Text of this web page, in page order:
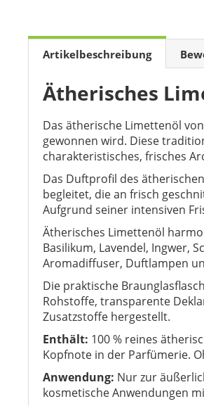
of
gallery
Artikelbeschreibung
Ätherisches
Das ätherische Limettenöl
gewonnen wird. Diese
charakteristisches, frisches
Das Duftprofil des
begleitet, die an frisch
Aufgrund seiner intensiven
Ätherisches Limettenöl
Basilikum, Lavendel, Ingwer,
Aromadiffuser, Duftlampen
Die praktische
Rohstoffe, transparente
Zusatzstoffe hergestellt.
Enthält: 100 % reines
Kopfnote in der Parfümerie.
Anwendung: Nur zur
kosmetische Anwendungen